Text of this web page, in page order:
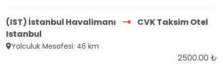
(IST) İstanbul Havalimanı
CVK Taksim Otel
Istanbul
Yolculuk Mesafesi: 46 km
2500.00 ₺